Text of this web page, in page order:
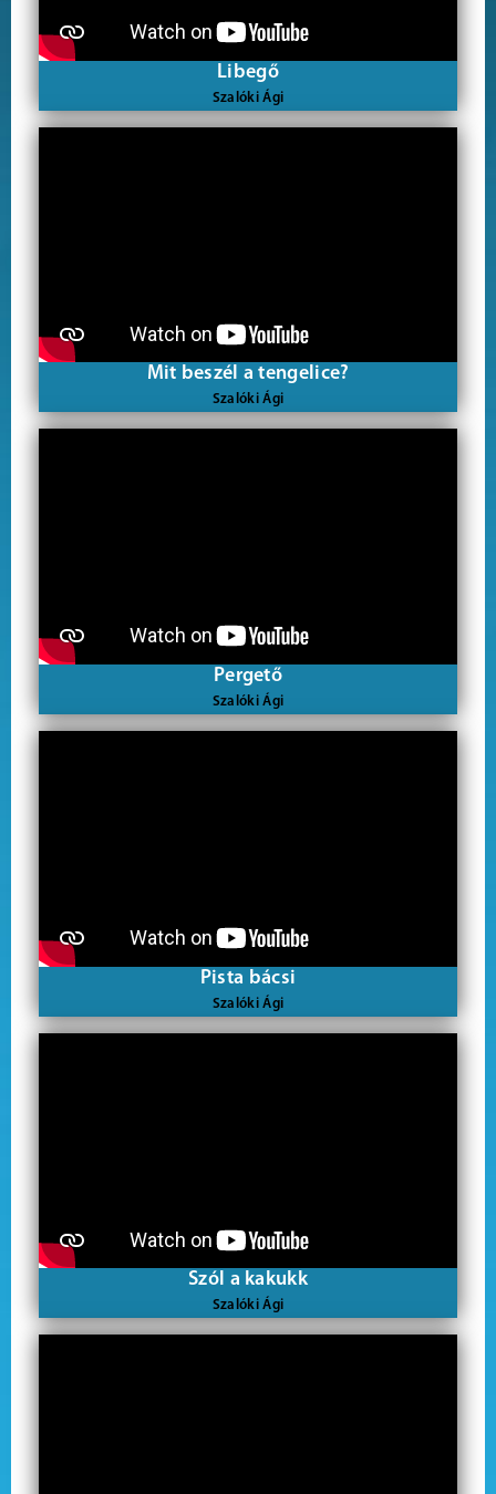
Libegő
Szalóki Ági
Mit beszél a tengelice?
Szalóki Ági
Pergető
Szalóki Ági
Pista bácsi
Szalóki Ági
Szól a kakukk
Szalóki Ági